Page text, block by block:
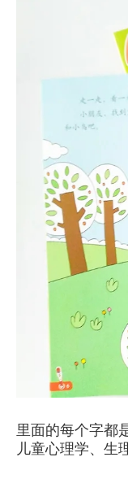
里面的每个字都
儿童心理学、生